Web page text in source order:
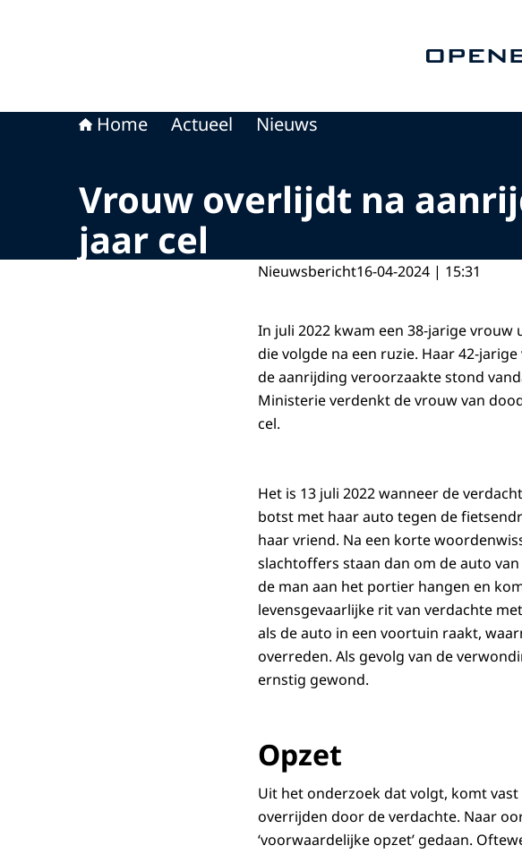
Home Actueel Nieuws
Vrouw overlijdt na
jaar cel
Nieuwsbericht16-04-2024 | 15:31
In juli 2022 kwam een 38-jarige
die volgde na een ruzie. Haar 42-
de aanrijding veroorzaakte stond
Ministerie verdenkt de vrouw van
cel.
Het is 13 juli 2022 wanneer de
botst met haar auto tegen de
haar vriend. Na een korte
slachtoffers staan dan om de auto
de man aan het portier hangen en
levensgevaarlijke rit van verdachte
als de auto in een voortuin raakt,
overreden. Als gevolg van de
ernstig gewond.
Opzet
Uit het onderzoek dat volgt, komt
overrijden door de verdachte. Naar
‘voorwaardelijke opzet’ gedaan.